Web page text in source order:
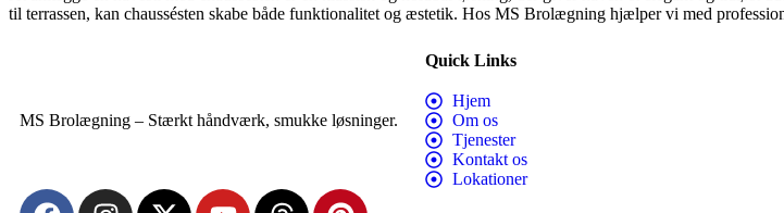
til terrassen, kan chaussésten skabe både funktionalitet og æstetik. Hos MS Brolægning hjælper vi med
MS Brolægning – Stærkt håndværk, smukke løsninger.
Quick Links
Hjem
Om os
Tjenester
Kontakt os
Lokationer